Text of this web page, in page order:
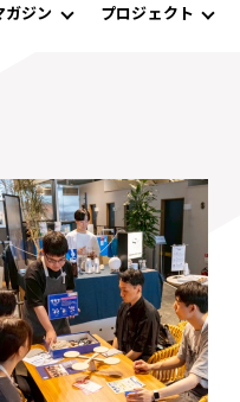
ガジン プロジェクト